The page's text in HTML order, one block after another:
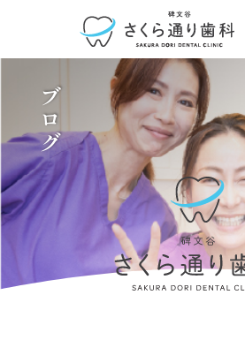
ブログ